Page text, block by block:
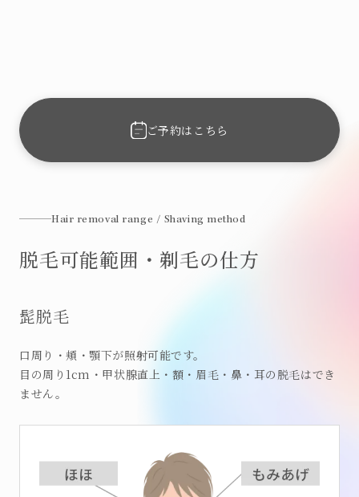
ご予約はこちら
Hair removal range / Shaving method
脱毛可能範囲・剃毛の仕方
髭脱毛
口周り・頬・顎下が照射可能です。
目の周り1cm・甲状腺直上・額・眉毛・鼻・耳の脱毛はでき
ません。